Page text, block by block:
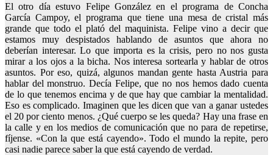
El otro día estuvo Felipe González en el programa de Concha
García Campoy, el programa que tiene una mesa de cristal más
grande que todo el plató del maquinista. Felipe vino a decir que
estamos muy despistados hablando de asuntos que ahora no
deberían interesar. Lo que importa es la crisis, pero no nos gusta
mirar a los ojos a la bicha. Nos interesa sortearla y hablar de otros
asuntos. Por eso, quizá, algunos mandan gente hasta Austria para
hablar del monstruo. Decía Felipe, que no nos hemos dado cuenta
de lo que tenemos encima y de que hay que cambiar la mentalidad.
Eso es complicado. Imaginen que les dicen que van a ganar ustedes
el 20 por ciento menos. ¿Qué cuerpo se les queda? Hay una frase en
la calle y en los medios de comunicación que no para de repetirse,
fíjense. «Con la que está cayendo». Todo el mundo la repite, pero
casi nadie parece saber la que está cayendo de verdad.